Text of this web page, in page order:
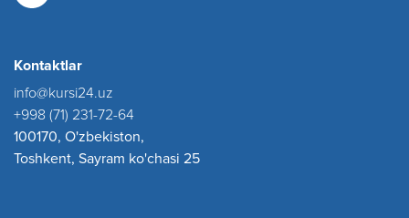
Kontaktlar
info@kursi24.uz
+998 (71) 231-72-64
100170, O'zbekiston,
Toshkent, Sayram ko'chasi 25